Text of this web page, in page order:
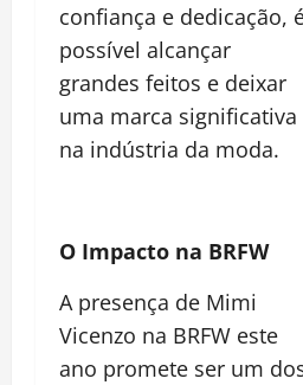
confiança e dedicação,
possível alcançar
grandes feitos e deixar
uma marca significativa
na indústria da moda.
O Impacto na BRFW
A presença de Mimi
Vicenzo na BRFW este
ano promete ser um